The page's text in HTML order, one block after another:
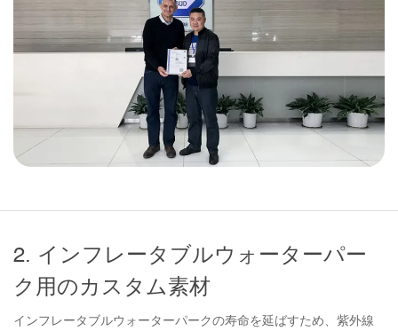
2. インフレータブルウォーターパー
ク用のカスタム素材
インフレータブルウォーターパークの寿命を延ばすため、紫外線